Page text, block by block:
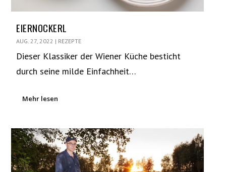
EIERNOCKERL
AUG. 27, 2022 | REZEPTE
Dieser Klassiker der Wiener Küche besticht
durch seine milde Einfachheit…
Mehr lesen